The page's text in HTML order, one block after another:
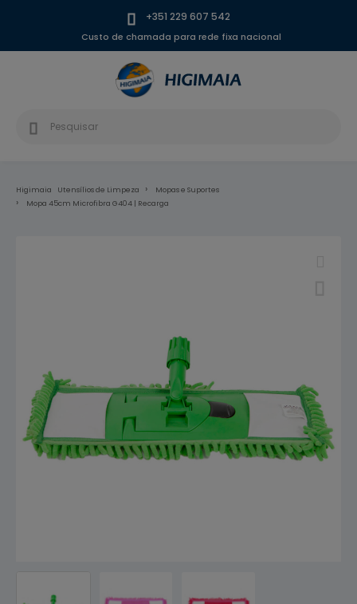
+351 229 607 542
Custo de chamada para rede fixa nacional
Higimaia Utensílios de Limpeza
Mopas e Suportes
Mopa 45cm Microfibra G404 | Recarga